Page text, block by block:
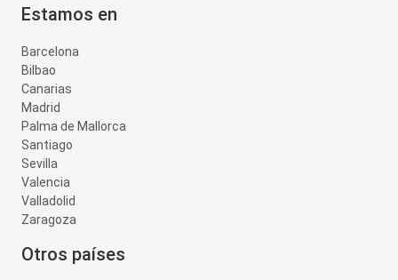
Estamos en
Barcelona
Bilbao
Canarias
Madrid
Palma de Mallorca
Santiago
Sevilla
Valencia
Valladolid
Zaragoza
Otros países